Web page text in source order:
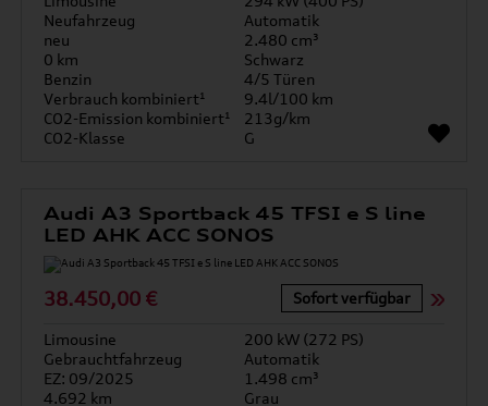
Neufahrzeug
Automatik
neu
2.480 cm³
0 km
Schwarz
Benzin
4/5 Türen
Verbrauch kombiniert¹
9.4l/100 km
CO2-Emission kombiniert¹
213g/km
CO2-Klasse
G
Audi A3 Sportback 45 TFSI e S line
LED AHK ACC SONOS
38.450,00 € Sofort verfügbar
Limousine
200 kW (272 PS)
Gebrauchtfahrzeug
Automatik
EZ: 09/2025
1.498 cm³
4.692 km
Grau